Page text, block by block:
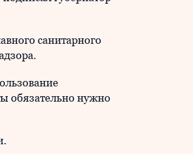
санитарного
обязательно нужно